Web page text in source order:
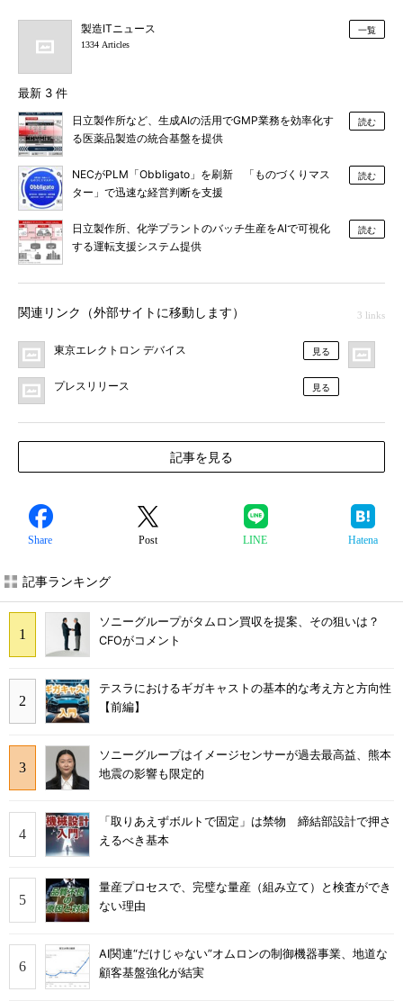
製造ITニュース
1334 Articles
一覧
最新 3 件
日立製作所など、生成AIの活用でGMP業務を効率化す
る医薬品製造の統合基盤を提供
読む
NECがPLM「Obbligato」を刷新 「ものづくりマス
ター」で迅速な経営判断を支援
読む
日立製作所、化学プラントのバッチ生産をAIで可視化
する運転支援システム提供
読む
関連リンク（外部サイトに移動します） 3 links
東京エレクトロン デバイス 見る
プレスリリース 見る
記事を見る
Share Post LINE Hatena
記事ランキング
ソニーグループがタムロン買収を提案、その狙いは？
CFOがコメント
テスラにおけるギガキャストの基本的な考え方と方向性
【前編】
ソニーグループはイメージセンサーが過去最高益、熊本
地震の影響も限定的
「取りあえずボルトで固定」は禁物 締結部設計で押さ
えるべき基本
量産プロセスで、完璧な量産（組み立て）と検査ができ
ない理由
AI関連“だけじゃない”オムロンの制御機器事業、地道な
顧客基盤強化が結実